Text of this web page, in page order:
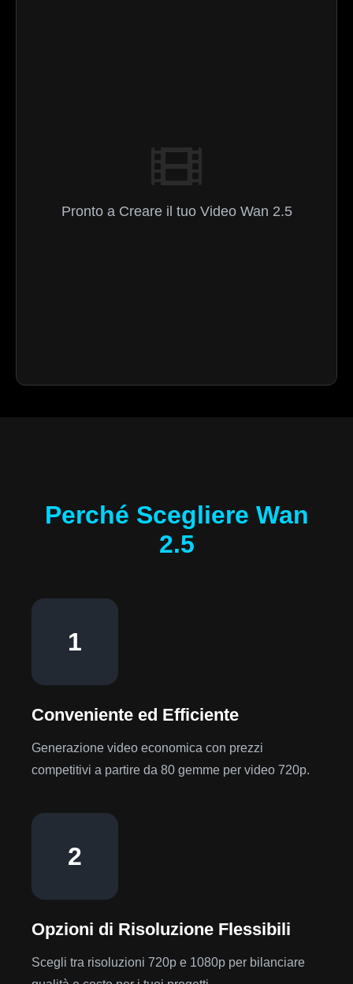
Pronto a Creare il tuo Video Wan 2.5
Perché Scegliere Wan
2.5
1
Conveniente ed Efficiente
Generazione video economica con prezzi
competitivi a partire da 80 gemme per video 720p.
2
Opzioni di Risoluzione Flessibili
Scegli tra risoluzioni 720p e 1080p per bilanciare